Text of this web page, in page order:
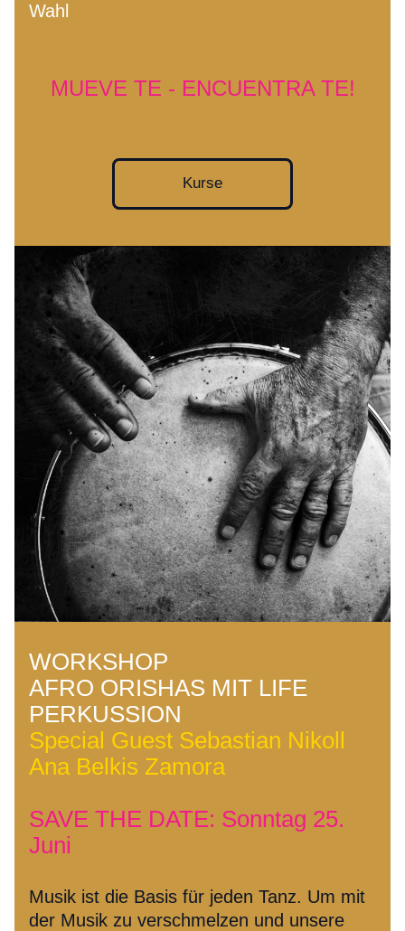
Wahl
MUEVE TE - ENCUENTRA TE!
Kurse
WORKSHOP
AFRO ORISHAS MIT LIFE
PERKUSSION
Special Guest Sebastian Nikoll
Ana Belkis Zamora
SAVE THE DATE: Sonntag 25.
Juni
Musik ist die Basis für jeden Tanz. Um mit
der Musik zu verschmelzen und unsere